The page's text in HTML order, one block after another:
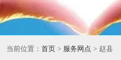
当前位置：首页 > 服务网点 > 赵县